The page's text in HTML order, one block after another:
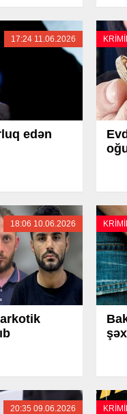
17:24 11.06.2026
edən
18:06 10.06.2026
20:35 09.06.2026